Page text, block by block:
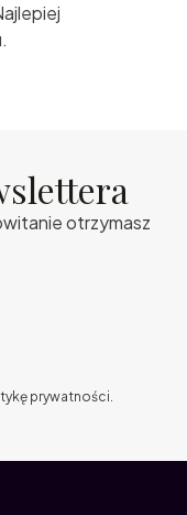
otrzymasz
prywatności.